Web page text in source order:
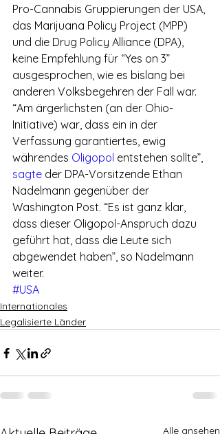
Pro-Cannabis Gruppierungen der USA,
das Marijuana Policy Project (MPP)
und die Drug Policy Alliance (DPA),
keine Empfehlung für “Yes on 3”
ausgesprochen, wie es bislang bei
anderen Volksbegehren der Fall war.
“Am ärgerlichsten (an der Ohio-
Initiative) war, dass ein in der
Verfassung garantiertes, ewig
währendes Oligopol entstehen sollte”,
sagte der DPA-Vorsitzende Ethan
Nadelmann gegenüber der
Washington Post. “Es ist ganz klar,
dass dieser Oligopol-Anspruch dazu
geführt hat, dass die Leute sich
abgewendet haben”, so Nadelmann
weiter.
#USA
Internationales
Legalisierte Länder
Alle ansehen